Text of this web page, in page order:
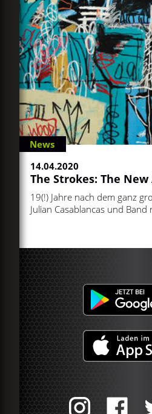
News
14.04.2020
The Strokes: The
19(!) Jahre nach dem ganz
Julian Casablancas und Band